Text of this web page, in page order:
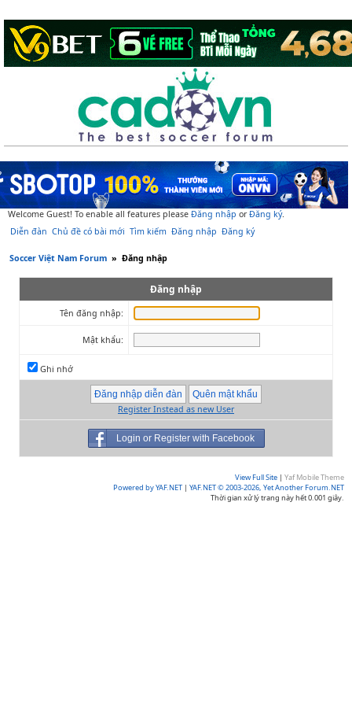
Welcome Guest! To enable all features please Đăng nhập orĐăng ký.
Diễn đàn Chủ đề có bài mới Tìm kiếm Đăng nhập Đăng ký
Soccer Việt Nam Forum » Đăng nhập
Đăng nhập
Tên đăng nhập:
Mật khẩu:
Ghi nhớ
Register Instead as new User
Login or Register with Facebook
View Full Site | Yaf Mobile Theme
Powered by YAF.NET | YAF.NET © 2003-2026, Yet Another Forum.NET
Thời gian xử lý trang này hết 0.001 giây.